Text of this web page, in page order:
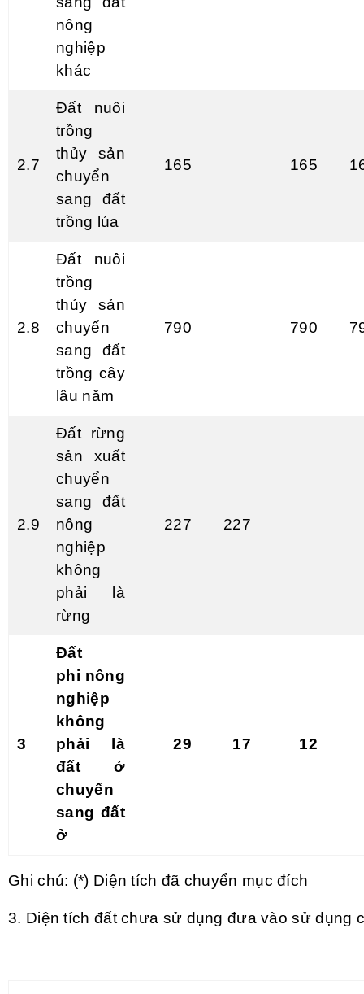
nông
nghiệp
khác
2.7
Đất nuôi
trồng
thủy sản
chuyển
sang đất
trồng lúa
165 165
2.8
Đất nuôi
trồng
thủy sản
chuyển
sang đất
trồng cây
lâu năm
790 790
2.9
Đất rừng
sản xuất
chuyển
sang đất
nông
nghiệp
không
phải là
rừng
227 227
3
Đất
phi nông
nghiệp
không
phải là
đất ở
chuyển
sang đất
ở
29 17 12
Ghi chú: (*) Diện tích đã chuyển mục đích
3. Diện tích đất chưa sử dụng đưa vào sử dụng